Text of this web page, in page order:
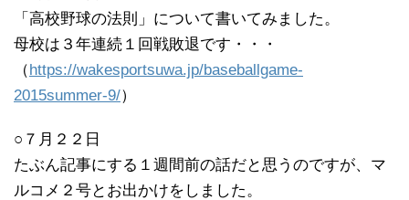
「高校野球の法則」について書いてみました。
母校は３年連続１回戦敗退です・・・
（https://wakesportsuwa.jp/baseballgame-
2015summer-9/）
○７月２２日
たぶん記事にする１週間前の話だと思うのですが、マ
ルコメ２号とお出かけをしました。